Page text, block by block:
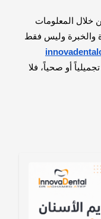
خلال المعلومات
والخبرة وليس فقط
أو صحياً، فلا